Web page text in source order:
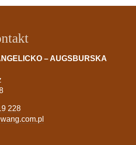
– AUGSBURSKA
228